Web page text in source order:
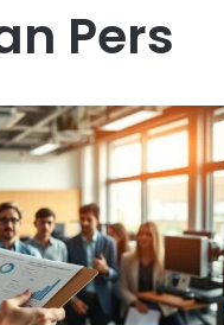
Pers